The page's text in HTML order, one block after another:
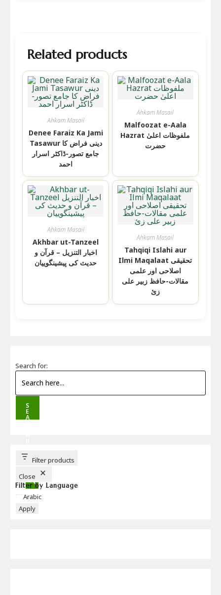
Related products
Ahkam Masail
Denee Faraiz Ka Jami
Tasawur دینی فراض کا
جامع تصور-ڈاکٹر اسرار
احمد
Ahkam Masail
Malfoozat e-Aala
Hazrat ملفوظات اعلیٰ
حضرت
Ahkam Masail
Akhbar ut-Tanzeel
اخبار التنزیل – قرآن و
حدیث کی پیشینگوییان
Ahkam Masail
Tahqiqi Islahi aur
Ilmi Maqalaat تحقیقی
اصلاحی اور علمی
مقالات-حافظ زبیر علی
زئ
Search for:
S
E
A
T
T
Filter products
Close
Filter by Language
Language
Arabic
Apply